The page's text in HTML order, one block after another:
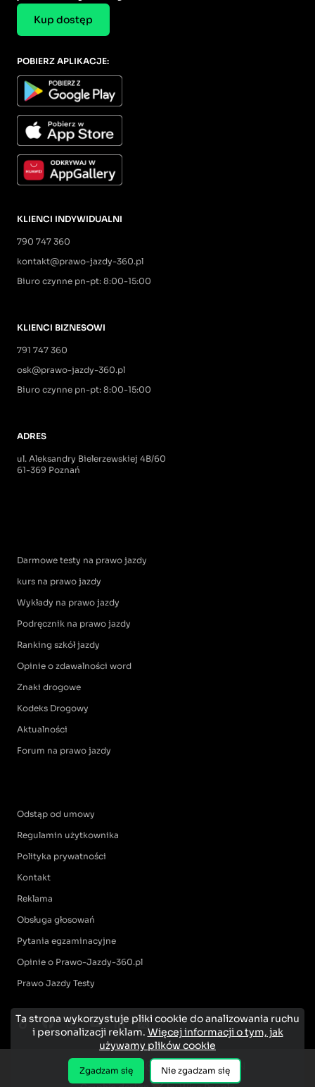
Kup dostęp
KLIENCI INDYWIDUALNI
790 747 360
kontakt@prawo-jazdy-360.pl
Biuro czynne pn-pt: 8:00-15:00
KLIENCI BIZNESOWI
791 747 360
osk@prawo-jazdy-360.pl
Biuro czynne pn-pt: 8:00-15:00
ADRES
ul. Aleksandry Bielerzewskiej 4B/60
61-369 Poznań
Darmowe testy na prawo jazdy
kurs na prawo jazdy
Wykłady na prawo jazdy
Podręcznik na prawo jazdy
Ranking szkół jazdy
Opinie o zdawalności word
Znaki drogowe
Kodeks Drogowy
Aktualności
Forum na prawo jazdy
Odstąp od umowy
Regulamin użytkownika
Polityka prywatności
Kontakt
Reklama
Obsługa głosowań
Pytania egzaminacyjne
Opinie o Prawo-Jazdy-360.pl
Prawo Jazdy Testy
POBIERZ APLIKACJE:
Ta strona wykorzystuje pliki cookie do analizowania ruchu
i personalizacji reklam. Więcej informacji o tym, jak
używamy plików cookie
Zgadzam się Nie zgadzam się